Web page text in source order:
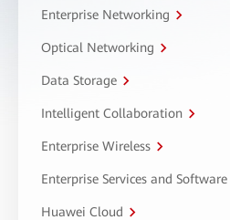
Enterprise Networking
Optical Networking
Data Storage
Intelligent Collaboration
Enterprise Wireless
Enterprise Services and Software
Huawei Cloud